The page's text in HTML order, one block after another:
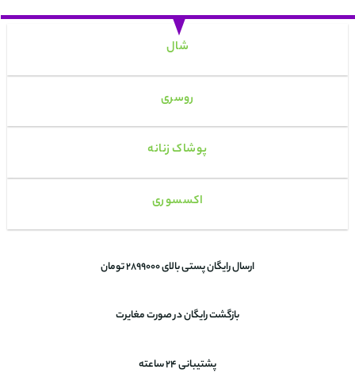
شال
روسری
پوشاک زنانه
اکسسوری
ارسال رایگان پستی بالای 2899000 تومان
بازگشت رایگان در صورت مغایرت
پشتیبانی 24 ساعته